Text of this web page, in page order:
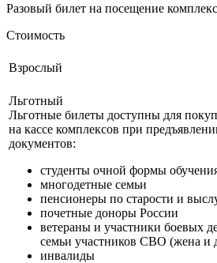
Разовый билет на посещение
Стоимость
Взрослый
Льготный
Льготные билеты доступны для
на кассе комплексов при
документов:
студенты очной формы
многодетные семьи
пенсионеры по старости и
почетные доноры России
ветераны и участники боевых
семьи участников СВО (жена и
инвалиды